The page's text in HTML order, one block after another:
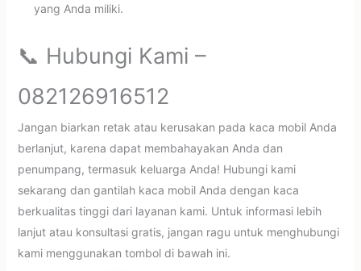
yang Anda miliki.
📞 Hubungi Kami –
082126916512
Jangan biarkan retak atau kerusakan pada kaca mobil Anda
berlanjut, karena dapat membahayakan Anda dan
penumpang, termasuk keluarga Anda! Hubungi kami
sekarang dan gantilah kaca mobil Anda dengan kaca
berkualitas tinggi dari layanan kami. Untuk informasi lebih
lanjut atau konsultasi gratis, jangan ragu untuk menghubungi
kami menggunakan tombol di bawah ini.